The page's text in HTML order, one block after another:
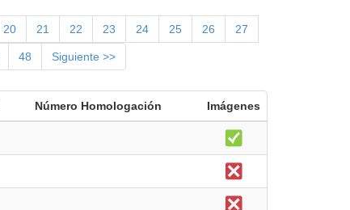
20 21 22 23 24 25 26 27
48 Siguiente >>
Número Homologación Imágenes